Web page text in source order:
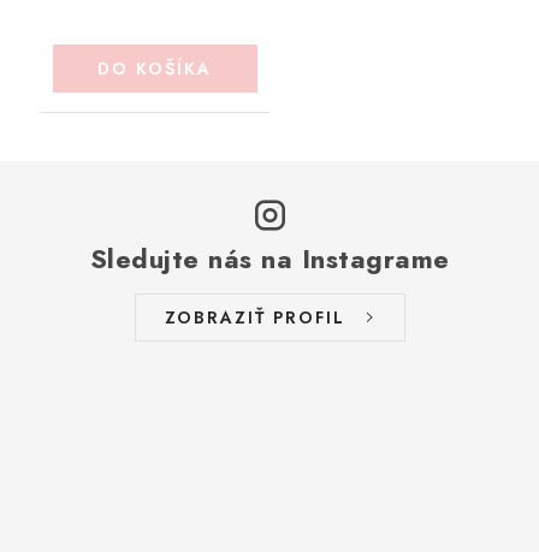
DO KOŠÍKA
Sledujte nás na Instagrame
ZOBRAZIŤ PROFIL